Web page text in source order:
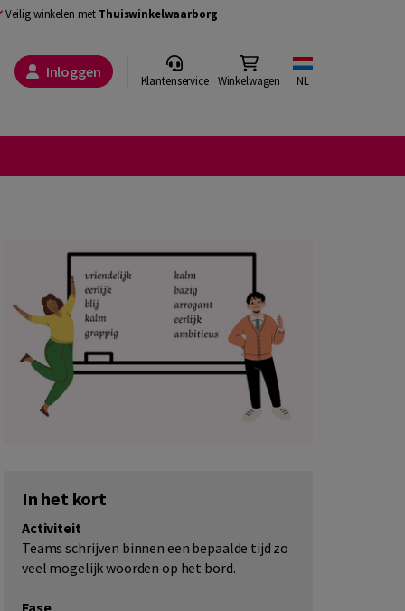
Veilig winkelen met Thuiswinkelwaarborg
Inloggen Klantenservice Winkelwagen NL
In het kort
Activiteit
Teams schrijven binnen een bepaalde tijd zo
veel mogelijk woorden op het bord.
Fase